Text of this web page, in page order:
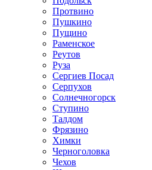
Протвино
Пушкино
Пущино
Раменское
Реутов
Руза
Сергиев Посад
Серпухов
Солнечногорск
Ступино
Талдом
Фрязино
Химки
Черноголовка
Чехов